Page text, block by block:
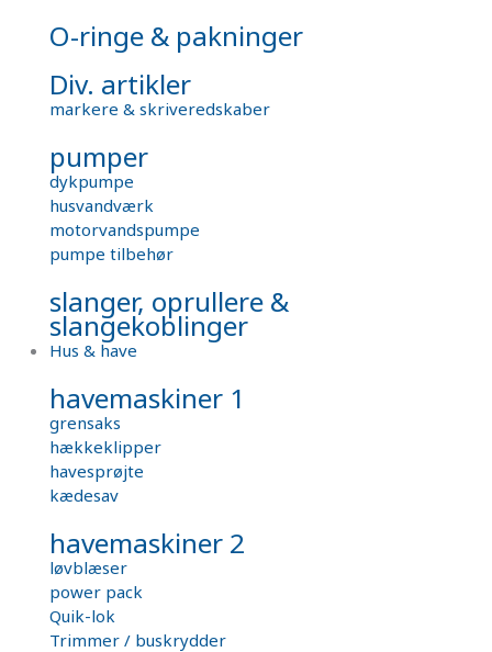
O-ringe & pakninger
Div. artikler
markere & skriveredskaber
pumper
dykpumpe
husvandværk
motorvandspumpe
pumpe tilbehør
slanger, oprullere &
slangekoblinger
Hus & have
havemaskiner 1
grensaks
hækkeklipper
havesprøjte
kædesav
havemaskiner 2
løvblæser
power pack
Quik-lok
Trimmer / buskrydder